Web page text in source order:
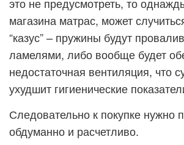
это не предусмотреть, то
магазина матрас, может
“казус” – пружины будут
ламелями, либо вообще будет
недостаточная вентиляция, что
ухудшит гигиенические
Следовательно к покупке нужно
обдуманно и расчетливо.